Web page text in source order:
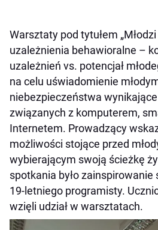
Warsztaty pod tytułem
uzależnienia behawioralne –
uzależnień vs. potencjał
na celu uświadomienie
niebezpieczeństwa
związanych z komputerem,
Internetem. Prowadzący
możliwości stojące przed
wybierającym swoją ścieżkę
spotkania było
19-letniego programisty.
wzięli udział w warsztatach.